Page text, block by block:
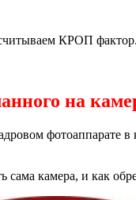
КРОП фактор.
на
фотоаппарате
камера, и как